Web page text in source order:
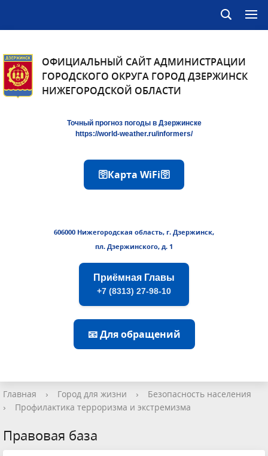
ОФИЦИАЛЬНЫЙ САЙТ АДМИНИСТРАЦИИ
ГОРОДСКОГО ОКРУГА ГОРОД ДЗЕРЖИНСК
НИЖЕГОРОДСКОЙ ОБЛАСТИ
Точный прогноз погоды в Дзержинске
https://world-weather.ru/informers/
🛜Карта WiFi🛜
606000 Нижегородская область, г. Дзержинск,
пл. Дзержинского, д. 1
Приёмная Главы
+7 (8313) 27-98-10
📧 Для обращений
Главная › Город для жизни ›
Безопасность населения
›
Профилактика терроризма и экстремизма
Правовая база